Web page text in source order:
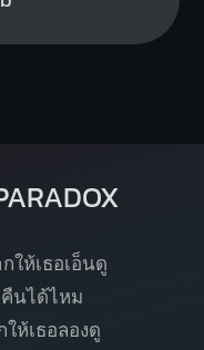
ให้เธอเอ็นดู
นได้ไหม
ห้เธอลองดู